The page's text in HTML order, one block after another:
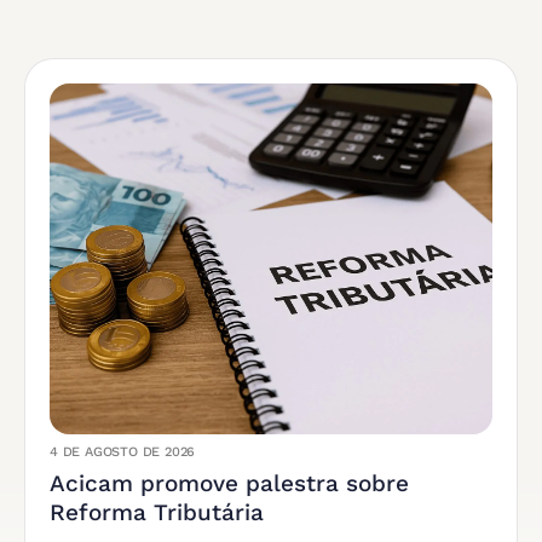
4 DE AGOSTO DE 2026
Acicam promove palestra sobre
Reforma Tributária